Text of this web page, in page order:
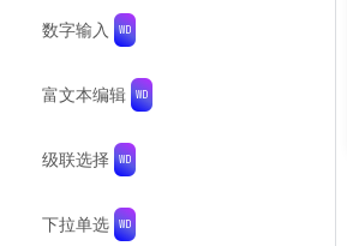
数字输入
富文本编辑
级联选择
下拉单选